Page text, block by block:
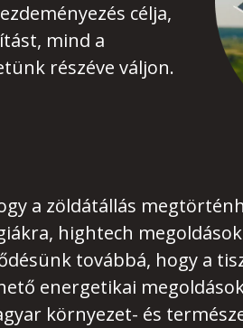
célja,
mind a
részéve váljon.
a zöldátállás
hightech
továbbá, hogy a
energetikai
környezet- és